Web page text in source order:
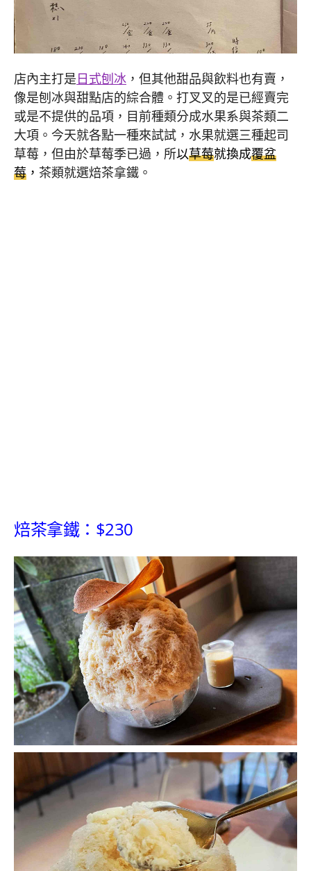
店內主打是 日式刨冰 ，但其他甜品與飲料也有賣，
像是刨冰與甜點店的綜合體。打叉叉的是已經賣完
或是不提供的品項，目前種類分成水果系與茶類二
大項。今天就各點一種來試試，水果就選三種起司
草莓，但由於草莓季已過，所以草莓就換成覆盆
莓 ， 茶類就選焙茶拿鐵。
焙茶拿鐵：$230